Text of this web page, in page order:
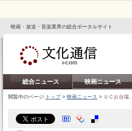
映画・放送・音楽業界の総合ポータルサイト
総合ニュース 映画ニュース
閲覧中のページ: トップ> 映画ニュース > ＵＣお台場